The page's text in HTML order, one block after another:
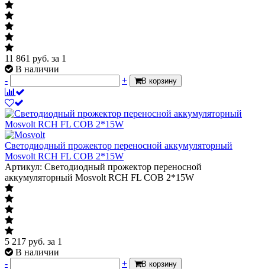
11 861 руб. за 1
В наличии
-
+ В корзину
Светодиодный прожектор переносной аккумуляторный
Mosvolt RCH FL COB 2*15W
Артикул: Светодиодный прожектор переносной
аккумуляторный Mosvolt RCH FL COB 2*15W
5 217 руб. за 1
В наличии
-
+ В корзину